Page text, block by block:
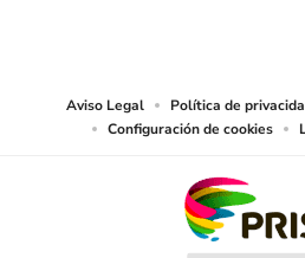
Aviso Legal Política de
Configuración de cookies